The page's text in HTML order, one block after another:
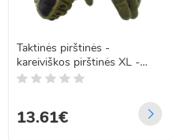
Taktinės pirštinės -
kareiviškos pirštinės XL -
chaki
13.61€